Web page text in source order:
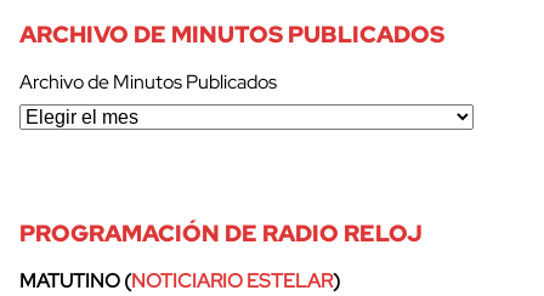
ARCHIVO DE MINUTOS PUBLICADOS
Archivo de Minutos Publicados
PROGRAMACIÓN DE RADIO RELOJ
MATUTINO (NOTICIARIO ESTELAR)